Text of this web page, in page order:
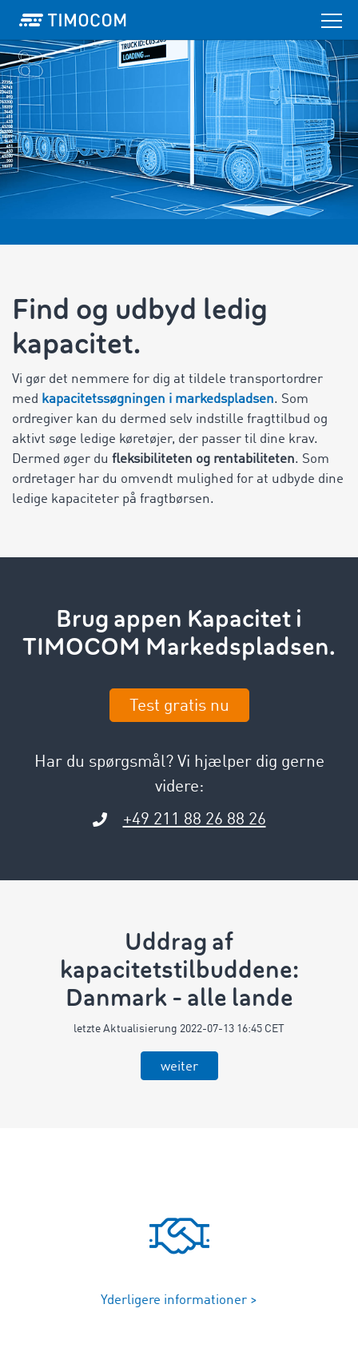
Find og udbyd ledig
kapacitet.
Vi gør det nemmere for dig at tildele transportordrer
med kapacitetssøgningen i markedspladsen. Som
ordregiver kan du dermed selv indstille fragttilbud og
aktivt søge ledige køretøjer, der passer til dine krav.
Dermed øger du fleksibiliteten og rentabiliteten. Som
ordretager har du omvendt mulighed for at udbyde dine
ledige kapaciteter på fragtbørsen.
Brug appen Kapacitet i
TIMOCOM Markedspladsen.
Test gratis nu
Har du spørgsmål? Vi hjælper dig gerne
videre:
+49 211 88 26 88 26
Uddrag af
kapacitetstilbuddene:
Danmark - alle lande
letzte Aktualisierung 2022-07-13 16:45 CET
weiter
Yderligere informationer >